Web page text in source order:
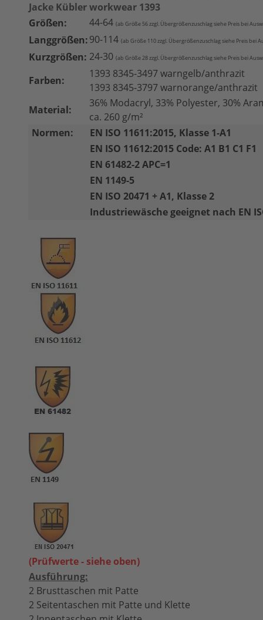
Jacke Kübler workwear 1393
Größen:
44-64 (ab Größe 56 zzgl. Übergrößenzuschlag siehe Preis bei
Langgrößen:90-114 (ab Größe 1 10 zzgl. Übergrößenzuschlag siehe Preis bei
Kurzgrößen: 24-30 (ab Größe 28zzgl. Übergrößenzuschlag siehe Preis bei
Farben:
1393 8345-3497 warngelb/anthrazit
1393 8345-3797 warnorange/anthrazit
Material:
36% Modacryl, 33% Polyester, 30%
ca. 260 g/m²
Normen:
EN ISO 11611:2015, Klasse 1-A1
EN ISO 11612:2015 Code: A1 B1 C1 F1
EN 61482-2 APC=1
EN 1149-5
EN ISO 20471 + A1, Klasse 2
Industriewäsche geeignet nach EN
(Prüfwerte - siehe oben)
Ausführung:
2 Brusttaschen mit Patte
2 Seitentaschen mit Patte und Klette